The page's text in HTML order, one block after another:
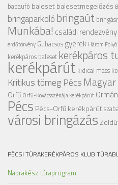
babaufó balesetbalesetmegelőzés
bringaparkolóbringaút
Munkába! családi rendezvény
erdőtörvény Gubacsos gyerek Három
kerékpáros baleset kerékpáros
kerékpárút kidical mass
Kritikus tömeg Pécs
Orfű Orfű-Kovácsszénája kerékpárút
Pécs Pécs-Orfű kerékpárút
városi bringázás
PÉCSI TÚRAKERÉKPÁROS KLUB
Naprakész túraprogram